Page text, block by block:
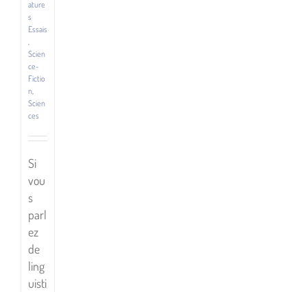
ature
s
Essais
,
Scien
ce-
Fictio
n,
Scien
ces
Si
vou
s
parl
ez
de
ling
uisti